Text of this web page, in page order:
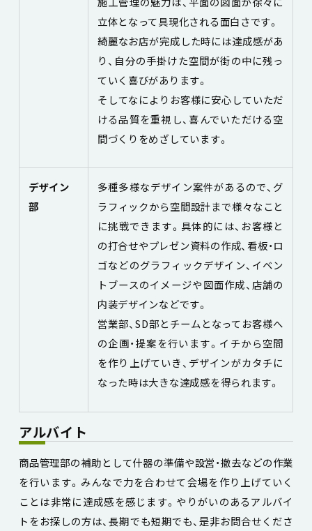
立体となって具現化される面白さです。
綺麗なお店が完成した時には達成感があ
り、自分の手掛けた空間が街の中に残っ
ていく喜びがあります。
そしてなによりお客様に安心していただ
ける品質を重視し、喜んでいただける空
間づくりをめざしています。
デザイン
部
多種多様なデザイン案件があるので、グ
ラフィックから空間設計まで様々なこと
に挑戦できます。具体的には、お客様と
の打合せやプレゼン資料の作成、看板・ロ
ゴなどのグラフィックデザイン、イベン
トブースのイメージや図面作成、店舗の
内装デザインなどです。
営業部、SD部とチームとなってお客様へ
の企画・提案を行います。イチから空間
を作り上げていき、デザインがカタチに
なった時は大きな達成感を得られます。
アルバイト
商品管理部の補助として什器の準備や設営・撤去などの作業
を行います。みんなで力を合わせて会場を作り上げていく
ことは非常に達成感を感じます。やりがいのあるアルバイ
トをお探しの方は、長期でも短期でも、是非お問合せくださ